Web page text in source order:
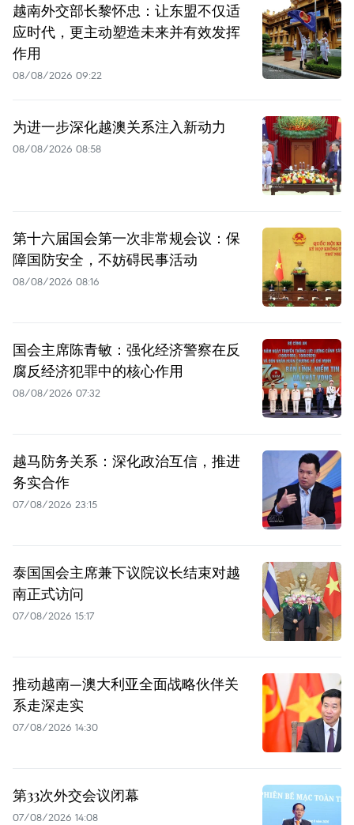
越南外交部长黎怀忠：让东盟不仅适
应时代，更主动塑造未来并有效发挥
作用
08/08/2026 09:22
为进一步深化越澳关系注入新动力
08/08/2026 08:58
第十六届国会第一次非常规会议：保
障国防安全，不妨碍民事活动
08/08/2026 08:16
国会主席陈青敏：强化经济警察在反
腐反经济犯罪中的核心作用
08/08/2026 07:32
越马防务关系：深化政治互信，推进
务实合作
07/08/2026 23:15
泰国国会主席兼下议院议长结束对越
南正式访问
07/08/2026 15:17
推动越南—澳大利亚全面战略伙伴关
系走深走实
07/08/2026 14:30
第33次外交会议闭幕
07/08/2026 14:08